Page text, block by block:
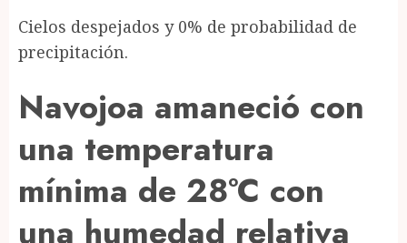
Cielos despejados y 0% de probabilidad de
precipitación.
Navojoa amaneció con
una temperatura
mínima de 28°C con
una humedad relativa